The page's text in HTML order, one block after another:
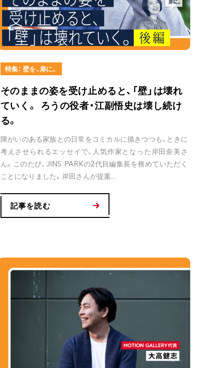
特集： 壁を、扉に。
そのままの姿を受け止めると、「壁」は壊れ
ていく。 ろうの役者・江副悟史は壊し続け
る。
障がいのある家族との日常をコミカルに描きつつも、ときに
考えさせられるエッセイで、人気作家となった岸田奈美さ
ん。このたび、JINS PARKの2代目編集長を務めていただく
ことになりました。岸田さんが提案...
記事を読む